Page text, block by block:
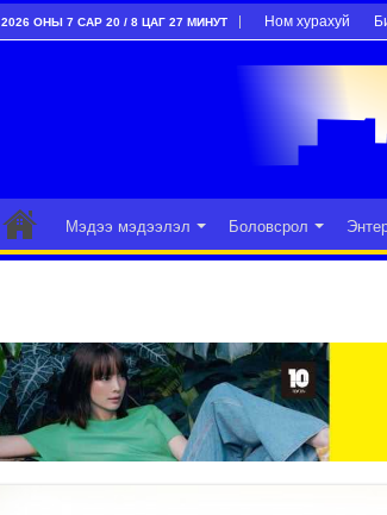
2026 ОНЫ 7 САР 20 / 8 ЦАГ 27 МИНУТ Ном хурахуй
Мэдээ мэдээлэл Боловсрол